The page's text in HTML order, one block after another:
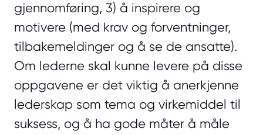
gjennomføring, 3) å inspirere og
motivere (med krav og forventninger,
tilbakemeldinger og å se de ansatte).
Om lederne skal kunne levere på disse
oppgavene er det viktig å anerkjenne
lederskap som tema og virkemiddel til
suksess, og å ha gode måter å måle